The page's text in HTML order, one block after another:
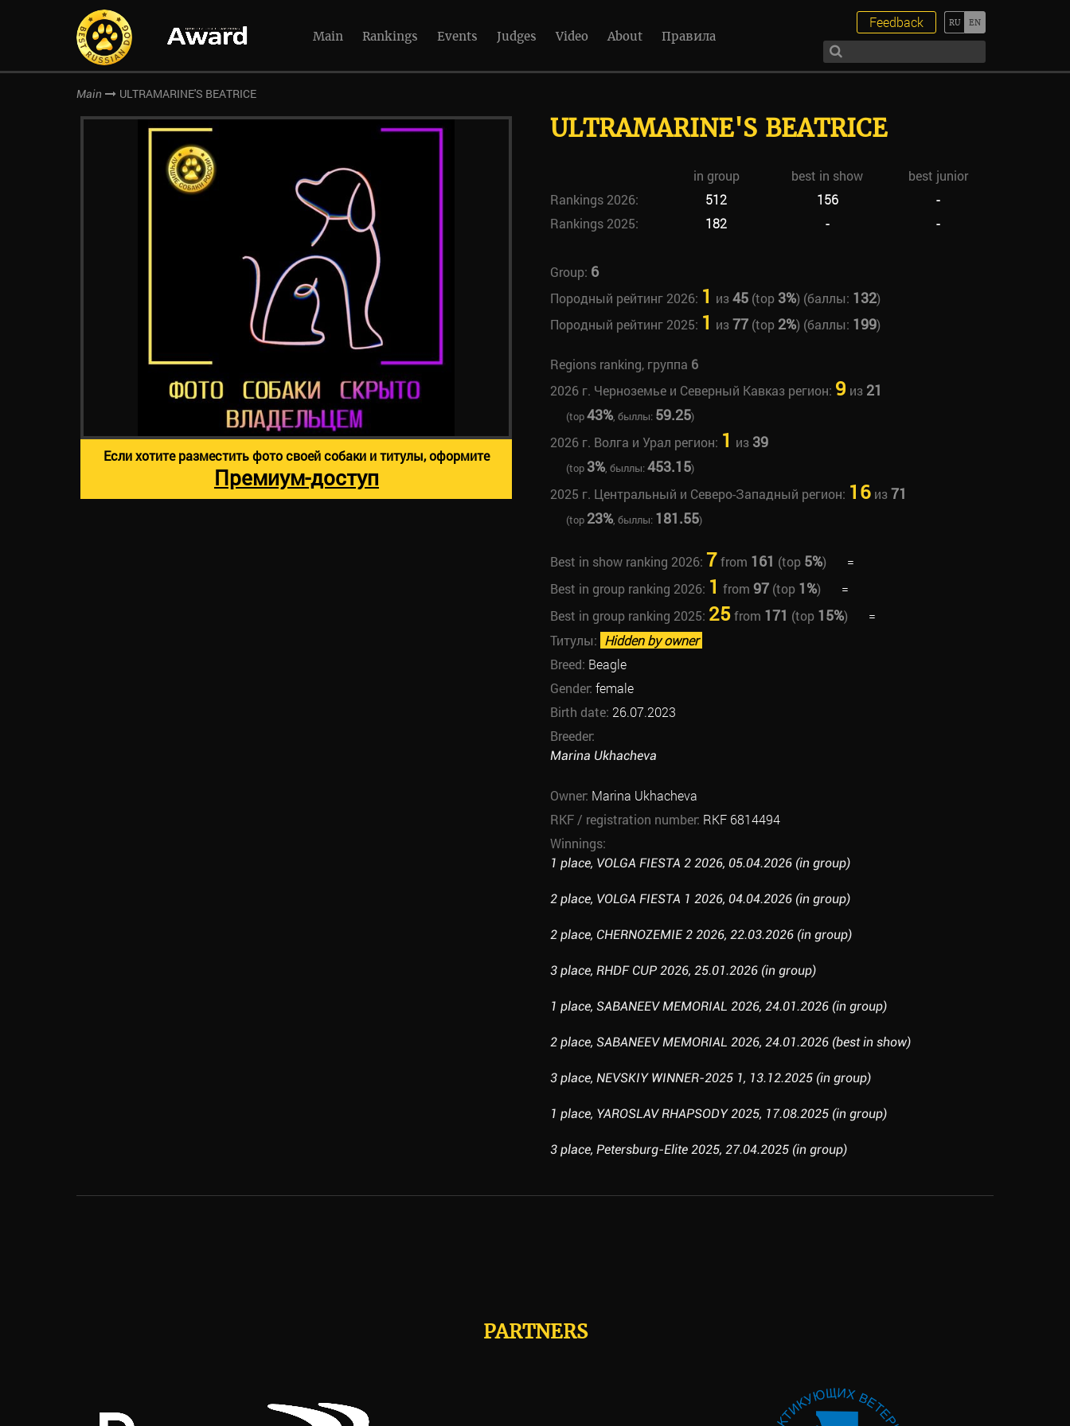
Main Rankings Events Judges Video About Правила
Feedback
Main ULTRAMARINE'S BEATRICE
ULTRAMARINE'S BEATRICE
in group best in show
best junior
Rankings 2026:
512 156
-
Rankings 2025:
182 - -
Group: 6
Породный рейтинг 2026: 1 из45(top 3%) (баллы: 132)
Породный рейтинг 2025: 1 из77(top 2%) (баллы: 199)
Regions ranking, группа 6
2026 г. Черноземье и Северный Кавказ регион: 9 из 21
(top43%, быллы: 59.25)
2026 г. Волга и Урал регион: 1 из 39
(top 3%, быллы:453.15)
2025 г. Центральный и Северо-Западный регион: 16из71
(top 23%, быллы: 181.55)
Best in show ranking 2026: 7from 161 (top 5%)
=
Best in group ranking 2026: 1 from 97(top 1%)
=
Best in group ranking 2025: 25from 171 (top 15%)
=
Титулы: Hidden by owner
Breed: Beagle
Gender: female
Birth date: 26.07.2023
Breeder:
Marina Ukhacheva
Owner: Marina Ukhacheva
RKF / registration number: RKF 6814494
Winnings:
1 place, VOLGA FIESTA 2 2026, 05.04.2026 (in group)
2 place, VOLGA FIESTA 1 2026, 04.04.2026 (in group)
2 place, CHERNOZEMIE 2 2026, 22.03.2026 (in group)
3 place, RHDF CUP 2026, 25.01.2026 (in group)
1 place, SABANEEV MEMORIAL 2026, 24.01.2026 (in group)
2 place, SABANEEV MEMORIAL 2026, 24.01.2026 (best in show)
3 place, NEVSKIY WINNER-2025 1, 13.12.2025 (in group)
1 place, YAROSLAV RHAPSODY 2025, 17.08.2025 (in group)
3 place, Petersburg-Elite 2025, 27.04.2025 (in group)
Если хотите разместить фото своей собаки и титулы, оформите
Премиум-доступ
PARTNERS